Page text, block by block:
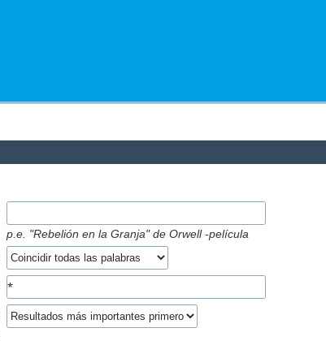
p.e. "Rebelión en la Granja" de Orwell -película